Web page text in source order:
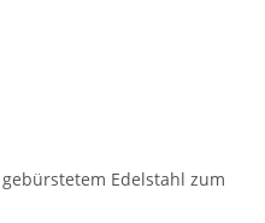
Edelstahl zum